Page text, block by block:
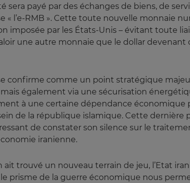
sera payé par des échanges de biens, de
l’e-RMB ». Cette toute nouvelle monnaie
imposée par les États-Unis – évitant toute
une autre monnaie que le dollar devenant
confirme comme un point stratégique
également via une sécurisation
à une certaine dépendance économique
de la république islamique. Cette dernière
de constater son silence sur le
iranienne.
trouvé un nouveau terrain de jeu, l’Etat
prisme de la guerre économique nous